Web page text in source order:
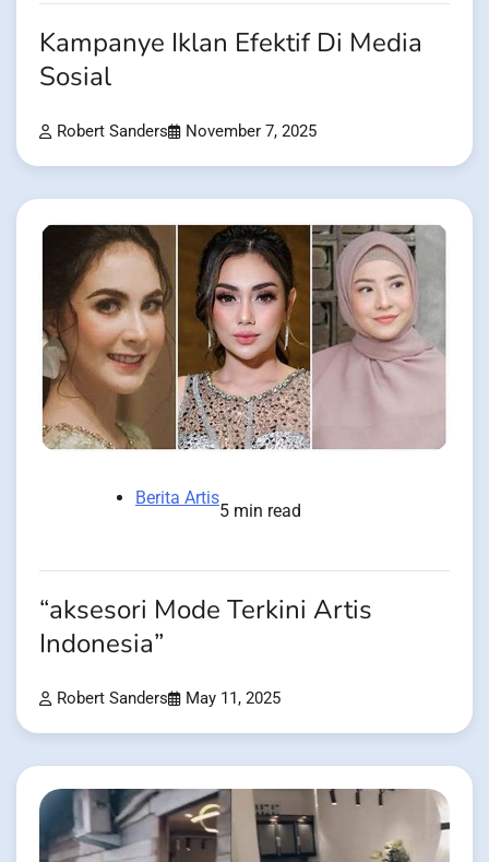
Kampanye Iklan Efektif Di Media
Sosial
Robert Sanders November 7, 2025
Berita Artis
5 min read
“aksesori Mode Terkini Artis
Indonesia”
Robert Sanders May 11, 2025